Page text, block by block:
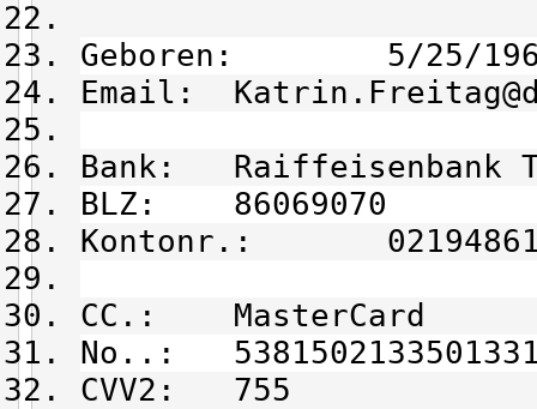
Geboren: 5/25/
Email:
Bank: Raiffeisenbank
BLZ: 86069070
Kontonr.:
CC.: MasterCard
No..:
CVV2: 755